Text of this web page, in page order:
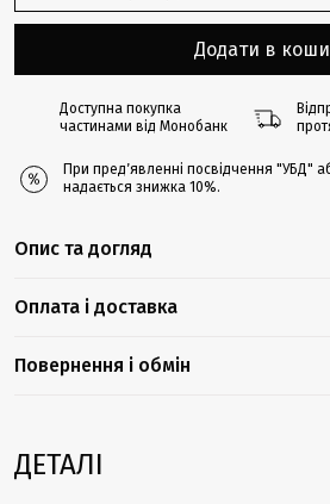
Додати в
Доступна покупка
частинами від Монобанк
При предʼявленні посвідчення "УБД"
надається знижка 10%.
Опис та догляд
Оплата і доставка
Повернення і обмін
ДЕТАЛІ